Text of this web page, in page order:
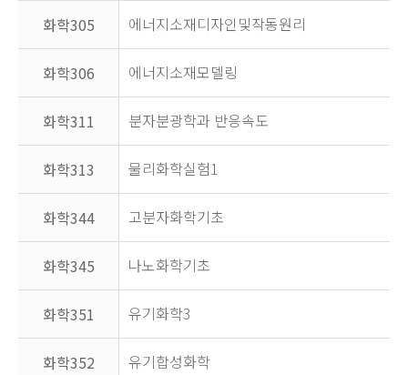
화학305 에너지소재디자인및작동원리
화학306 에너지소재모델링
화학311 분자분광학과 반응속도
화학313 물리화학실험1
화학344 고분자화학기초
화학345 나노화학기초
화학351 유기화학3
화학352 유기합성화학